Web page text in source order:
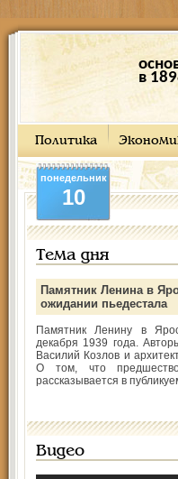
в
Политика
понедельник
10
Тема дня
Памятник Ленина в
ожидании пьедестала
Памятник Ленину в
декабря 1939 года.
Василий Козлов и
О том, что
рассказывается в
Видео